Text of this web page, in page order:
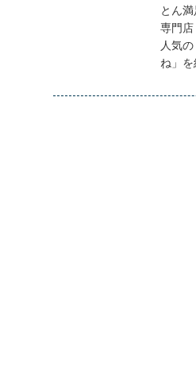
とん
専門
人気
ね」を